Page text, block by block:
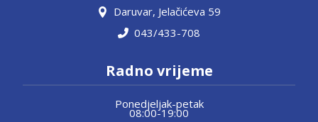
Daruvar, Jelačićeva 59
043/433-708
Radno vrijeme
Ponedjeljak-petak
08:00-19:00